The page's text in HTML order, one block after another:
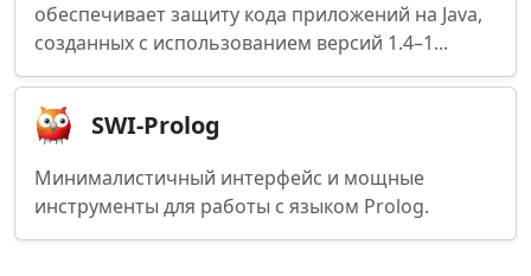
обеспечивает защиту кода приложений на Java,
созданных с использованием версий 1.4–1...
SWI-Prolog
Минималистичный интерфейс и мощные
инструменты для работы с языком Prolog.